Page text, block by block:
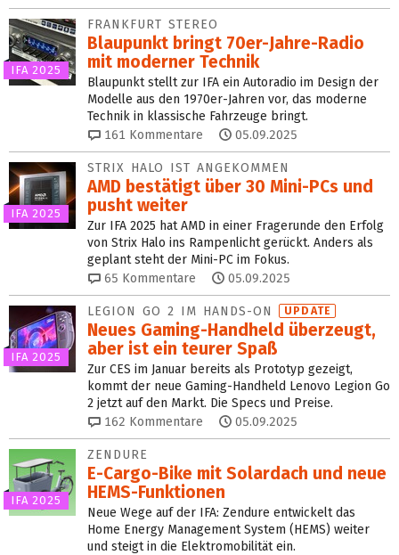
IFA 2025
FRANKFURT STEREO
Blaupunkt bringt 70er-Jahre-Radio
mit moderner Technik
Blaupunkt stellt zur IFA ein Autoradio im Design der
Modelle aus den 1970er-Jahren vor, das moderne
Technik in klassische Fahrzeuge bringt.
161 Kommentare 05.09.2025
IFA 2025
STRIX HALO IST ANGEKOMMEN
AMD bestätigt über 30 Mini-PCs und
pusht weiter
Zur IFA 2025 hat AMD in einer Fragerunde den Erfolg
von Strix Halo ins Rampenlicht gerückt. Anders als
geplant steht der Mini-PC im Fokus.
65 Kommentare 05.09.2025
IFA 2025
LEGION GO 2 IM HANDS-ON UPDATE
Neues Gaming-Handheld überzeugt,
aber ist ein teurer Spaß
Zur CES im Januar bereits als Prototyp gezeigt,
kommt der neue Gaming-Handheld Lenovo Legion Go
2 jetzt auf den Markt. Die Specs und Preise.
162 Kommentare 05.09.2025
IFA 2025
ZENDURE
E-Cargo-Bike mit Solardach und neue
HEMS-Funktionen
Neue Wege auf der IFA: Zendure entwickelt das
Home Energy Management System (HEMS) weiter
und steigt in die Elektromobilität ein.